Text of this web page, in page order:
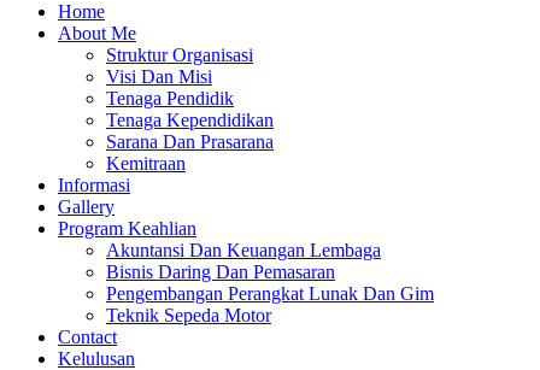
Home
About Me
Struktur Organisasi
Visi Dan Misi
Tenaga Pendidik
Tenaga Kependidikan
Sarana Dan Prasarana
Kemitraan
Informasi
Gallery
Program Keahlian
Akuntansi Dan Keuangan Lembaga
Bisnis Daring Dan Pemasaran
Pengembangan Perangkat Lunak Dan Gim
Teknik Sepeda Motor
Contact
Kelulusan